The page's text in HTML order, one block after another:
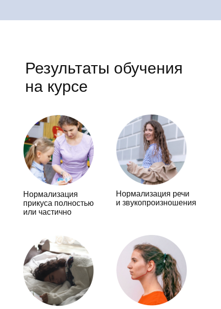
Результаты обучения
на курсе
Нормализация
прикуса полностью
или частично
Нормализация речи
и звукопроизношения